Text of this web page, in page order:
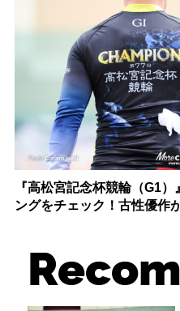
『高松宮記念杯競輪（G1
ングをチェック！古性優作